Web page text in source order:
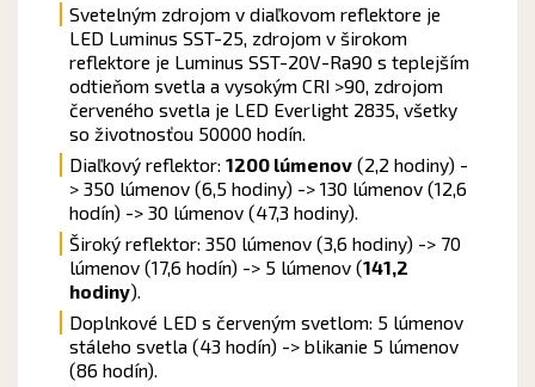
Svetelným zdrojom v diaľkovom reflektore je
LED Luminus SST-25, zdrojom v širokom
reflektore je Luminus SST-20V-Ra90 s teplejším
odtieňom svetla a vysokým CRI >90, zdrojom
červeného svetla je LED Everlight 2835, všetky
so životnosťou 50000 hodín.
Diaľkový reflektor: 1200 lúmenov(2,2 hodiny) -
> 350 lúmenov (6,5 hodiny) -> 130 lúmenov (12,6
hodín) -> 30 lúmenov (47,3 hodiny).
Široký reflektor: 350 lúmenov (3,6 hodiny) -> 70
lúmenov (17,6 hodín) -> 5 lúmenov (141,2
hodiny).
Doplnkové LED s červeným svetlom: 5 lúmenov
stáleho svetla (43 hodín) -> blikanie 5 lúmenov
(86 hodín).